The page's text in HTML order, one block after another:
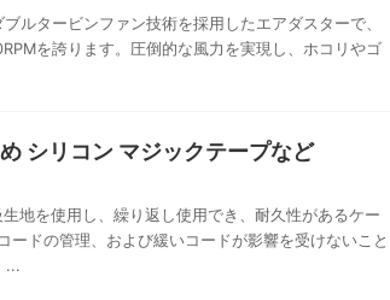
ルタービンファン技術を採用したエアダスターで、
を誇ります。圧倒的な風力を実現し、ホコリやゴ
シリコン マジックテープなど
地を使用し、繰り返し使用でき、耐久性があるケー
ードの管理、および緩いコードが影響を受けないこと
...